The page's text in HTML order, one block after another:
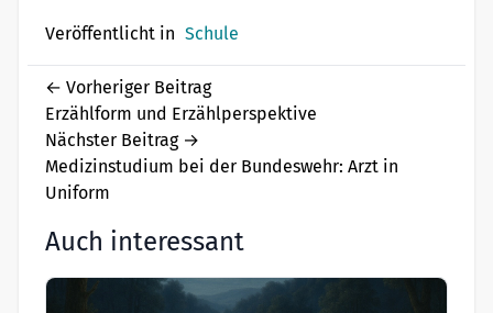
Veröffentlicht in Schule
← Vorheriger Beitrag
Erzählform und Erzählperspektive
Nächster Beitrag →
Medizinstudium bei der Bundeswehr: Arzt in
Uniform
Auch interessant